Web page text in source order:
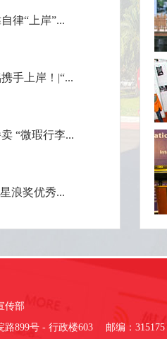
律“上岸”...
手上岸！|“...
“微瑕行李...
浪奖优秀...
传部
路899号 - 行政楼603 邮编：315175